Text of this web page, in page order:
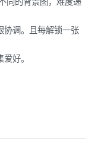
协调。且每解锁一张
好。